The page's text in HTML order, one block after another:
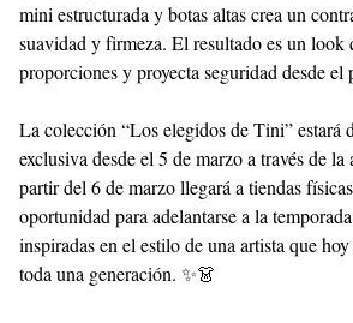
mini estructurada y botas altas crea un
suavidad y firmeza. El resultado es un look
proporciones y proyecta seguridad desde el
La colección “Los elegidos de Tini” estará
exclusiva desde el 5 de marzo a través de
partir del 6 de marzo llegará a tiendas
oportunidad para adelantarse a la
inspiradas en el estilo de una artista que
toda una generación. ✨👗